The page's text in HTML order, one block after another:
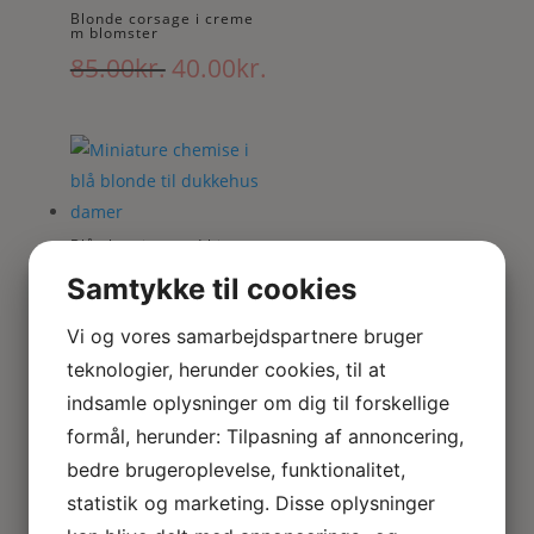
Blonde corsage i creme
m blomster
85.00kr.Den
var:
85.00kr..
40.00kr.
Blå chemise med hjerter
85.00kr.Den
oprindelige
pris
var:
85.00kr..
40.00kr.Den
aktuelle
pris
er:
40.00kr..
95.00kr.
Den
oprindelige
40.00kr. Den
aktuelle
Samtykke til cookies
Vi og vores samarbejdspartnere bruger
teknologier, herunder cookies, til at
indsamle oplysninger om dig til forskellige
formål, herunder: Tilpasning af annoncering,
bedre brugeroplevelse, funktionalitet,
statistik og marketing. Disse oplysninger